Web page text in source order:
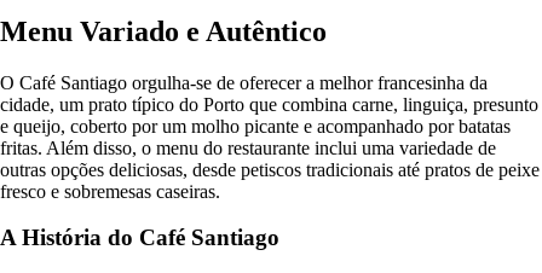
Menu Variado e Autêntico
O Café Santiago orgulha-se de oferecer a melhor francesinha da
cidade, um prato típico do Porto que combina carne, linguiça, presunto
e queijo, coberto por um molho picante e acompanhado por batatas
fritas. Além disso, o menu do restaurante inclui uma variedade de
outras opções deliciosas, desde petiscos tradicionais até pratos de peixe
fresco e sobremesas caseiras.
A História do Café Santiago